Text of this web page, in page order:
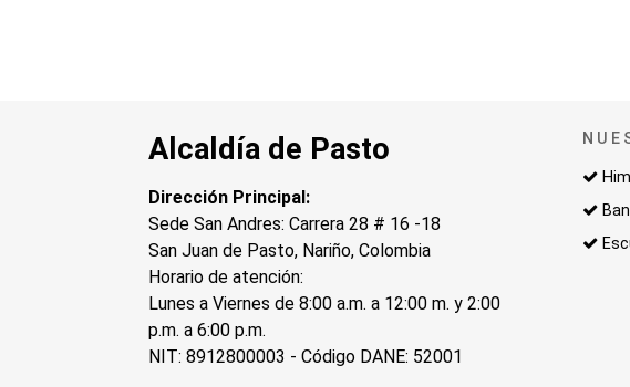
Alcaldía de Pasto
Dirección Principal:
Sede San Andres: Carrera 28 # 16 -18
San Juan de Pasto, Nariño, Colombia
Horario de atención:
Lunes a Viernes de 8:00 a.m. a 12:00 m. y 2:00
p.m. a 6:00 p.m.
NIT: 8912800003 - Código DANE: 52001